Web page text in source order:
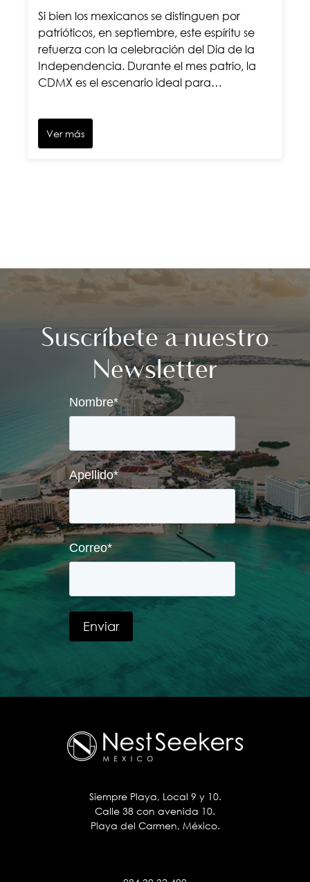
Si bien los mexicanos se distinguen por
patrióticos, en septiembre, este espíritu se
refuerza con la celebración del Día de la
Independencia. Durante el mes patrio, la
CDMX es el escenario ideal para…
Ver más
Suscríbete a nuestro
Newsletter
Nombre*
Apellido*
Correo*
Siempre Playa, Local 9 y 10.
Calle 38 con avenida 10.
Playa del Carmen, México.